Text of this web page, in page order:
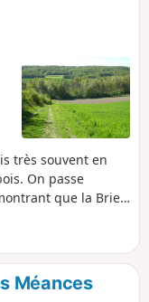
très souvent en
On passe
que la Brie
la ville haute de
visiter Le "Musée
de
Méances